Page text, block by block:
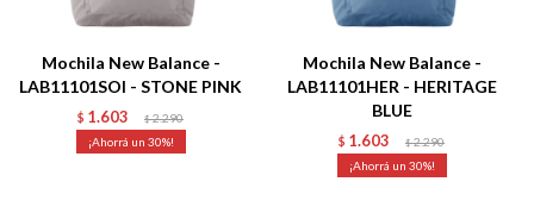
Mochila New Balance -
LAB11101SOI - STONE PINK
$ 1.603 $ 2.290
30
Mochila New Balance -
LAB11101HER - HERITAGE
BLUE
$ 1.603 $ 2.290
30